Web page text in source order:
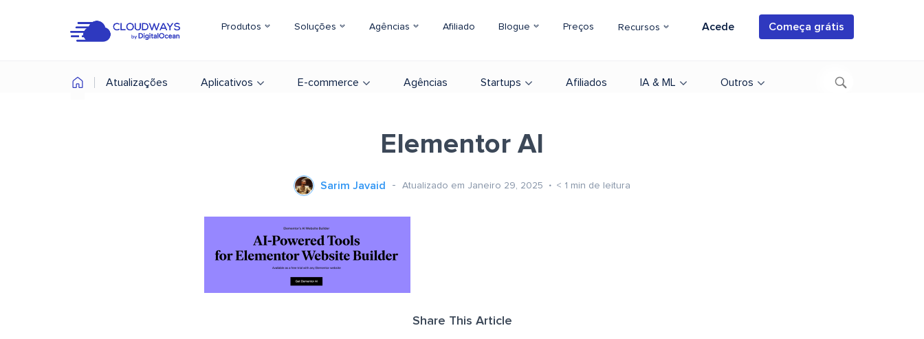
Produtos Soluções Agências Afiliado Blogue Preços Recursos Acede Começa grátis
Atualizações Aplicativos E-commerce Agências Startups Afiliados IA & ML Outros
Elementor AI
Sarim Javaid Atualizado em Janeiro 29, 2025 < 1 min de leitura
Share This Article